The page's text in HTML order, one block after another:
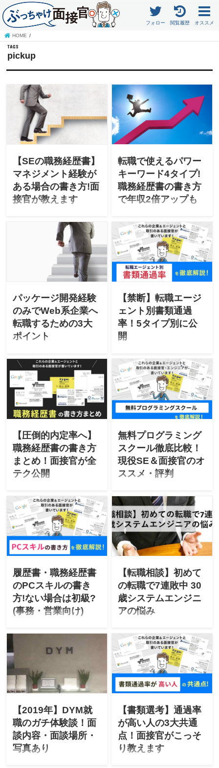
フォロー 閲覧履歴 オススメ
HOME
pickup
【SEの職務経歴書】
マネジメント経験が
ある場合の書き方!面
接官が教えます
いるが職務経歴書の書き方
で悩んでいる」「SE/PMど
っちの求人も応募したい」
こんな悩みはありません
か？SE/PMではアピールポ
イントが違うので求人ごと
人気上場企業の面接官がマ
ネジメント経験あるSEの職
務経歴書＆アピール方法を
ご紹介！
転職で使えるパワー
キーワード4タイプ!
職務経歴書の書き方
で年収2倍アップも
用しています ぶっちゃけ面
接官ユウ こんにちは！東証
一部上場企業勤務の「ぶっ
ちゃけ面接官」ユウです。
転職で使う履歴書・職務経
歴書って何を書いてよいか
タンに「履歴書・職務経歴
書」が書ける、4タイプのパ
ワーキーワードを紹介しま
す。 最後まで読めば、以下
の疑問がハッキリ解決しま
ーキーワードで内定率が上
昇 パワーキーワード4タイプ
と使い方 具体的な数字を表
すキーワード 力強さを表す
キーワード 活動を表すキー
ワード 性格を表すキーワー
ド 無料書類添削 あなたの転
職成功を応援しています。
それではどうぞ！ パワーキ
ーワードで内定率が上昇 パ
ワーキーワードで内定率が
上昇 以下の方は、私の
Twitterから書類添削・転職
ーキーワードを使った書き
方に変更して転職成功しま
した。 前に添削して頂き、
ユウさんのアドバイスを受
けて色々と職務経歴書をポ
ジションに合わせて変えた
した！— いちごろう
(@panda66104256) 2019年
4月11日 あなた様のおかげ
で仕事決まりました!ほんと
ありがとうございました!!—
(@yuzuru_623) 2019年4月
18日 パワーキーワード4タ
イプと使い方 パワーキーワ
ード4タイプと使い方 転職で
使えるパワーキーワードは
以下4タイプに分類できま
す。 履歴書、職務経歴書な
ど全体的に利用できる便利
なキーワードです。 パワー
キーワード 具体的な数字を
表すキーワード 力強さを表
すキーワード 活動を表すキ
パッケージ開発経験
のみでWeb系企業へ
転職するための3大
ポイント
ないけどWeb系企業へ転職
したい」と悩んでません
か？近年パッケージ開発か
らWeb系企業へ転職するケ
ースは多数。ただ人気Web
系企業をパッケージ開発経
なるケースも。内定率が上
がるパッケージ開発経験者
への質問・評価ポイントを
面接官が大公開！
【禁断】転職エージ
ェント別書類通過
率！5タイプ別に公
開
と書類通過すらしない…」
「転職エージェントごとの
書類通過率を知りたい…」
こんな悩みがありません
か？同じ能力の方でも経由
したエージェントによって
が。業界別に禁断のエージ
ェントごとの書類通過率を
公開します！
【圧倒的内定率へ】
職務経歴書の書き方
まとめ！面接官が全
テク公開
からない」「書類通過率が
上がる書き方を知りたい」
こんな悩みがありません
か？書類選考で一番重視し
ているのは職務経歴書。職
務経歴書の書き方次第で転
件以上の書類選考実績から
職務経歴書の書き方テクニ
ックを全てまとめてご紹
介！
無料プログラミング
スクール徹底比較！
現役SE＆面接官のオ
ススメ・評判
エンジニアが無料プログラ
ミングスクールを徹底比
較！あなたは「有料スクー
ルの方がカリキュラムが良
いのかな？」「有料スクー
ルをオススメするサイトが
っていませんか。人気IT企
業の現役SEがオススメPGス
クールを徹底比較します！
履歴書・職務経歴書
のPCスキルの書き
方!ない場合は初級?
(事務・営業向け)
スキルの書き方は？」「PC
スキル初級って書くと不利
になるの？」と悩んでいま
せんか？たしかにPCスキル
は書き方に困りますよね。
書き方によって採用につな
官が書類選考を突破できる
PCスキルの書き方を紹介し
ます！
【転職相談】初めて
の転職で7連敗中 30
歳システムエンジニ
アの悩み
テムエンジニアから。はじ
めての転職活動で7連敗中！
「30歳男性」「私立大学経
済学部卒」「システム会社8
年勤務のSE」「現年収450
万円」スペック的に問題な
理由とは！？
【2019年】DYM就
職のガチ体験談！面
談内容・面談場所・
写真あり
【書類選考】通過率
が高い人の3大共通
点！面接官がこっそ
り教えます